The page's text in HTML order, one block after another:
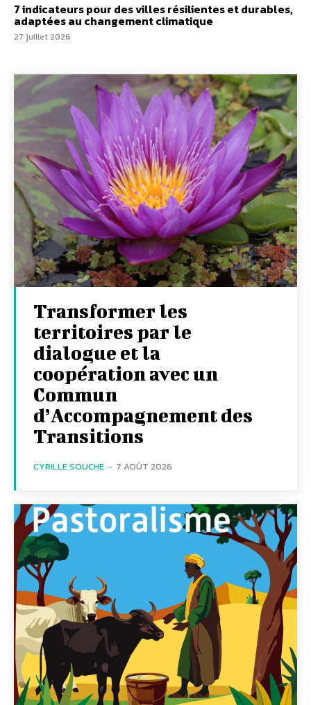
7 indicateurs pour des villes résilientes et durables,
adaptées au changement climatique
27 juillet 2026
Transformer les
territoires par le
dialogue et la
coopération avec un
Commun
d’Accompagnement des
Transitions
CYRILLE SOUCHE - 7 AOÛT 2026